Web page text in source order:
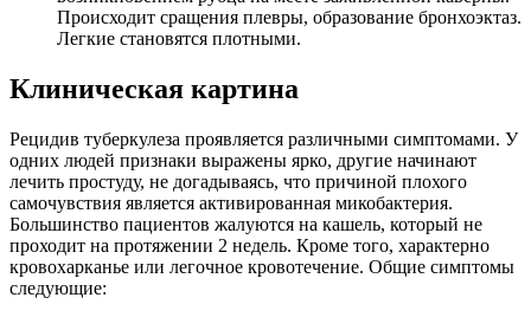
Происходит сращения плевры, образование бронхоэктаз.
Легкие становятся плотными.
Клиническая картина
Рецидив туберкулеза проявляется различными симптомами. У
одних людей признаки выражены ярко, другие начинают
лечить простуду, не догадываясь, что причиной плохого
самочувствия является активированная микобактерия.
Большинство пациентов жалуются на кашель, который не
проходит на протяжении 2 недель. Кроме того, характерно
кровохарканье или легочное кровотечение. Общие симптомы
следующие: